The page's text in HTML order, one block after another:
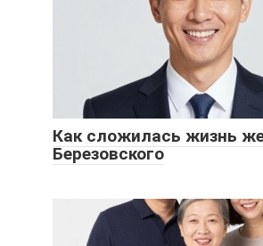
Как сложилась жизнь
Березовского